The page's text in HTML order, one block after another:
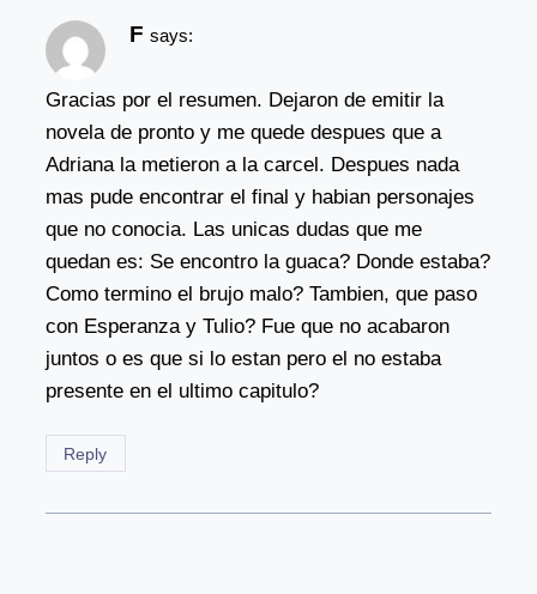
F says:
Gracias por el resumen. Dejaron de emitir la
novela de pronto y me quede despues que a
Adriana la metieron a la carcel. Despues nada
mas pude encontrar el final y habian personajes
que no conocia. Las unicas dudas que me
quedan es: Se encontro la guaca? Donde estaba?
Como termino el brujo malo? Tambien, que paso
con Esperanza y Tulio? Fue que no acabaron
juntos o es que si lo estan pero el no estaba
presente en el ultimo capitulo?
Reply